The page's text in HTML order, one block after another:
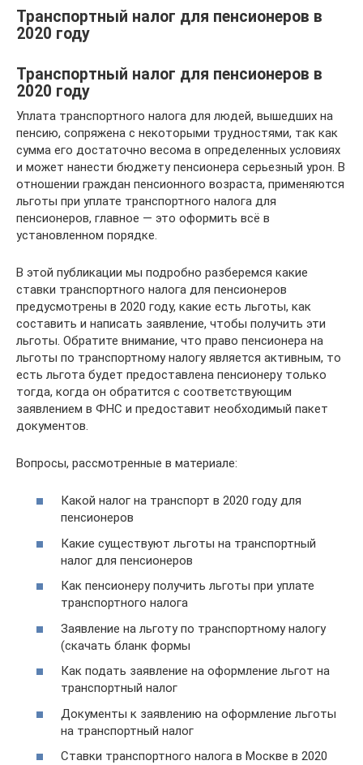
Транспортный налог для пенсионеров в
2020 году
Транспортный налог для пенсионеров в
2020 году
Уплата транспортного налога для людей, вышедших на
пенсию, сопряжена с некоторыми трудностями, так как
сумма его достаточно весома в определенных условиях
и может нанести бюджету пенсионера серьезный урон. В
отношении граждан пенсионного возраста, применяются
льготы при уплате транспортного налога для
пенсионеров, главное — это оформить всё в
установленном порядке.
В этой публикации мы подробно разберемся какие
ставки транспортного налога для пенсионеров
предусмотрены в 2020 году, какие есть льготы, как
составить и написать заявление, чтобы получить эти
льготы. Обратите внимание, что право пенсионера на
льготы по транспортному налогу является активным, то
есть льгота будет предоставлена пенсионеру только
тогда, когда он обратится с соответствующим
заявлением в ФНС и предоставит необходимый пакет
документов.
Вопросы, рассмотренные в материале:
Какой налог на транспорт в 2020 году для
пенсионеров
Какие существуют льготы на транспортный
налог для пенсионеров
Как пенсионеру получить льготы при уплате
транспортного налога
Заявление на льготу по транспортному налогу
(скачать бланк формы
Как подать заявление на оформление льгот на
транспортный налог
Документы к заявлению на оформление льготы
на транспортный налог
Ставки транспортного налога в Москве в 2020